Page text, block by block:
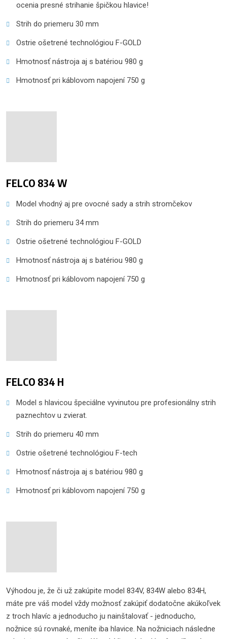
ocenia presné strihanie špičkou hlavice!
Strih do priemeru 30 mm
Ostrie ošetrené technológiou F-GOLD
Hmotnosť nástroja aj s batériou 980 g
Hmotnosť pri káblovom napojení 750 g
FELCO 834 W
Model vhodný aj pre ovocné sady a strih stromčekov
Strih do priemeru 34 mm
Ostrie ošetrené technológiou F-GOLD
Hmotnosť nástroja aj s batériou 980 g
Hmotnosť pri káblovom napojení 750 g
FELCO 834 H
Model s hlavicou špeciálne vyvinutou pre profesionálny strih
paznechtov u zvierat.
Strih do priemeru 40 mm
Ostrie ošetrené technológiou F-tech
Hmotnosť nástroja aj s batériou 980 g
Hmotnosť pri káblovom napojení 750 g
Výhodou je, že či už zakúpite model 834V, 834W alebo 834H,
máte pre váš model vždy možnosť zakúpiť dodatočne akúkoľvek
z troch hlavíc a jednoducho ju nainštalovať - ​​jednoducho,
nožnice sú rovnaké, meníte iba hlavice. Na nožniciach následne